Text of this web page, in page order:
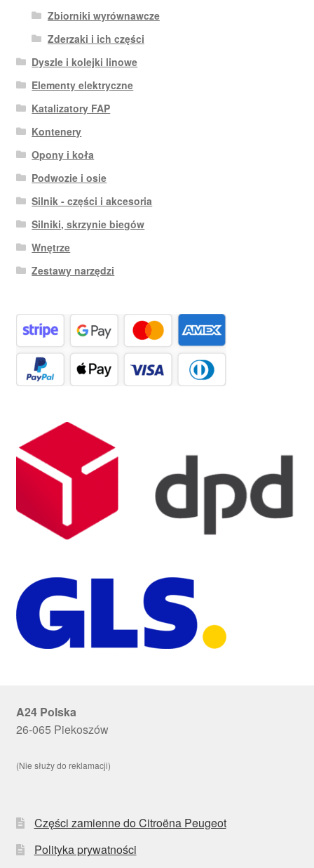
Zbiorniki wyrównawcze
Zderzaki i ich części
Dyszle i kolejki linowe
Elementy elektryczne
Katalizatory FAP
Kontenery
Opony i koła
Podwozie i osie
Silnik - części i akcesoria
Silniki, skrzynie biegów
Wnętrze
Zestawy narzędzi
A24 Polska
26-065 Piekoszów
(Nie służy do reklamacji)
Części zamienne do Citroëna Peugeot
Polityka prywatności